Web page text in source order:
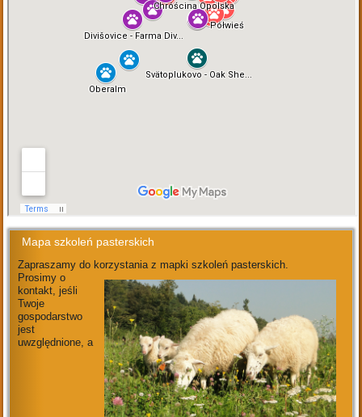
Mapa szkoleń pasterskich
Zapraszamy do korzystania z mapki szkoleń pasterskich.
Prosimy o
kontakt, jeśli
Twoje
gospodarstwo
jest
uwzględnione, a